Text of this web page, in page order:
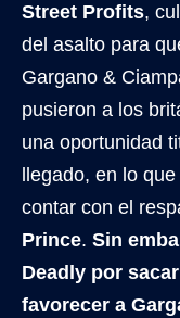
Street Profits,
del asalto para
Gargano &
pusieron a los
una oportunidad
llegado, en lo
contar con el
Prince. Sin
Deadly por
favorecer a